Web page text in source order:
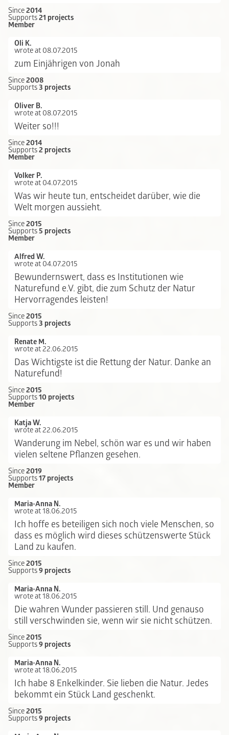
Since2014
Supports21 projects
Member
Oli K.
wrote at 08.07.2015
zum Einjährigen von Jonah
Since2008
Supports3 projects
Oliver B.
wrote at 08.07.2015
Weiter so!!!
Since2014
Supports2 projects
Member
Volker P.
wrote at 04.07.2015
Was wir heute tun, entscheidet darüber, wie die
Welt morgen aussieht.
Since2015
Supports5 projects
Member
Alfred W.
wrote at 04.07.2015
Bewundernswert, dass es Institutionen wie
Naturefund e.V. gibt, die zum Schutz der Natur
Hervorragendes leisten!
Since2015
Supports3 projects
Renate M.
wrote at 22.06.2015
Das Wichtigste ist die Rettung der Natur. Danke an
Naturefund!
Since2015
Supports10 projects
Member
Katja W.
wrote at 22.06.2015
Wanderung im Nebel, schön war es und wir haben
vielen seltene Pflanzen gesehen.
Since2019
Supports17 projects
Member
Maria-Anna N.
wrote at 18.06.2015
Ich hoffe es beteiligen sich noch viele Menschen, so
dass es möglich wird dieses schützenswerte Stück
Land zu kaufen.
Since2015
Supports9 projects
Maria-Anna N.
wrote at 18.06.2015
Die wahren Wunder passieren still. Und genauso
still verschwinden sie, wenn wir sie nicht schützen.
Since2015
Supports9 projects
Maria-Anna N.
wrote at 18.06.2015
Ich habe 8 Enkelkinder. Sie lieben die Natur. Jedes
bekommt ein Stück Land geschenkt.
Since2015
Supports9 projects